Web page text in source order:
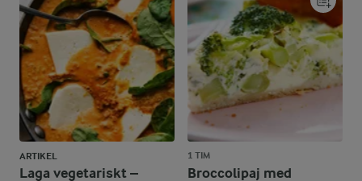
ARTIKEL
Laga vegetariskt –
1 TIM
Broccolipaj med